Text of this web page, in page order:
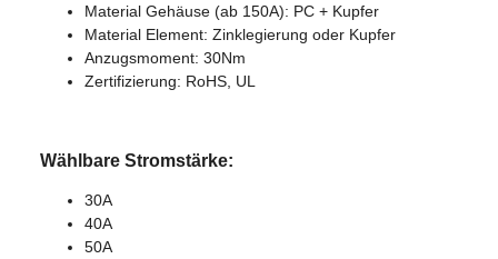
Material Gehäuse (ab 150A): PC + Kupfer
Material Element: Zinklegierung oder Kupfer
Anzugsmoment: 30Nm
Zertifizierung: RoHS, UL
Wählbare Stromstärke:
30A
40A
50A